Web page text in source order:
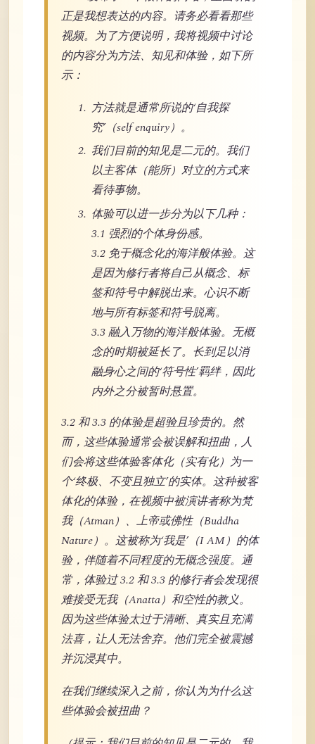
正是我想表达的内容。请务必看看那些
视频。为了方便说明，我将视频中讨论
的内容分为方法、知见和体验，如下所
示：
方法就是通常所说的‘自我探
究’（self enquiry）。
我们目前的知见是二元的。我们
以主客体（能所）对立的方式来
看待事物。
体验可以进一步分为以下几种：
3.1 强烈的个体身份感。
3.2 免于概念化的海洋般体验。这
是因为修行者将自己从概念、标
签和符号中解脱出来。心识不断
地与所有标签和符号脱离。
3.3 融入万物的海洋般体验。无概
念的时期被延长了。长到足以消
融身心之间的‘符号性’羁绊，因此
内外之分被暂时悬置。
3.2 和 3.3 的体验是超验且珍贵的。然
而，这些体验通常会被误解和扭曲，人
们会将这些体验客体化（实有化）为一
个‘终极、不变且独立’的实体。这种被客
体化的体验，在视频中被演讲者称为梵
我（Atman）、上帝或佛性（Buddha
Nature）。这被称为‘我是’（I AM）的体
验，伴随着不同程度的无概念强度。通
常，体验过 3.2 和 3.3 的修行者会发现很
难接受无我（Anatta）和空性的教义。
因为这些体验太过于清晰、真实且充满
法喜，让人无法舍弃。他们完全被震撼
并沉浸其中。
在我们继续深入之前，你认为为什么这
些体验会被扭曲？